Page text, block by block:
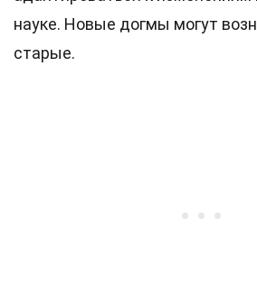
науке. Новые догмы могут
старые.